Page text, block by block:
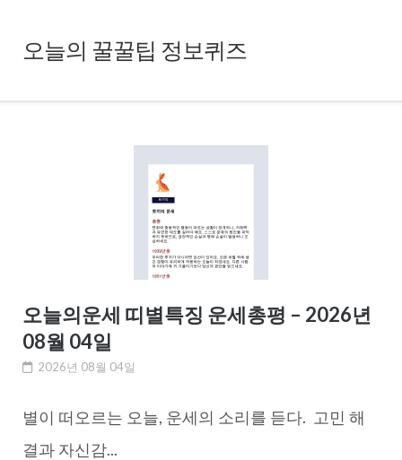
content오늘의 꿀꿀팁 정보퀴즈
오늘의운세 띠별특징 운세총평 – 2026년
08월 04일
2026년 08월 04일
별이 떠오르는 오늘, 운세의 소리를 듣다. 고민 해
결과 자신감...